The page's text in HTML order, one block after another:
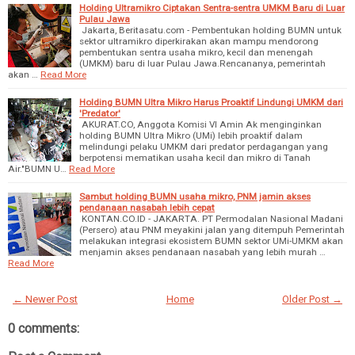
Holding Ultramikro Ciptakan Sentra-sentra UMKM Baru di Luar
Pulau Jawa
Jakarta, Beritasatu.com - Pembentukan holding BUMN untuk
sektor ultramikro diperkirakan akan mampu mendorong
pembentukan sentra usaha mikro, kecil dan menengah
(UMKM) baru di luar Pulau Jawa.Rencananya, pemerintah
akan … Read More
Holding BUMN Ultra Mikro Harus Proaktif Lindungi UMKM dari
'Predator'
AKURAT.CO, Anggota Komisi VI Amin Ak menginginkan
holding BUMN Ultra Mikro (UMi) lebih proaktif dalam
melindungi pelaku UMKM dari predator perdagangan yang
berpotensi mematikan usaha kecil dan mikro di Tanah
Air."BUMN U… Read More
Sambut holding BUMN usaha mikro, PNM jamin akses
pendanaan nasabah lebih cepat
KONTAN.CO.ID - JAKARTA. PT Permodalan Nasional Madani
(Persero) atau PNM meyakini jalan yang ditempuh Pemerintah
melakukan integrasi ekosistem BUMN sektor UMi-UMKM akan
menjamin akses pendanaan nasabah yang lebih murah …
Read More
← Newer Post Older Post →
Home
0 comments: